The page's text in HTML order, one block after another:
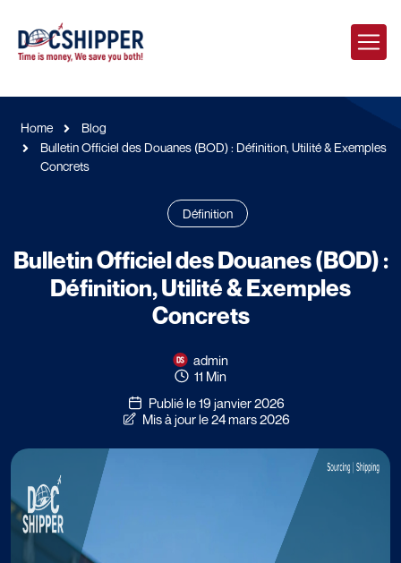
Home
Blog
Bulletin Officiel des Douanes (BOD) : Définition, Utilité & Exemples
Concrets
Définition
Bulletin Officiel des Douanes (BOD) :
Définition, Utilité & Exemples
Concrets
admin
11 Min
Publié le 19 janvier 2026
Mis à jour le 24 mars 2026